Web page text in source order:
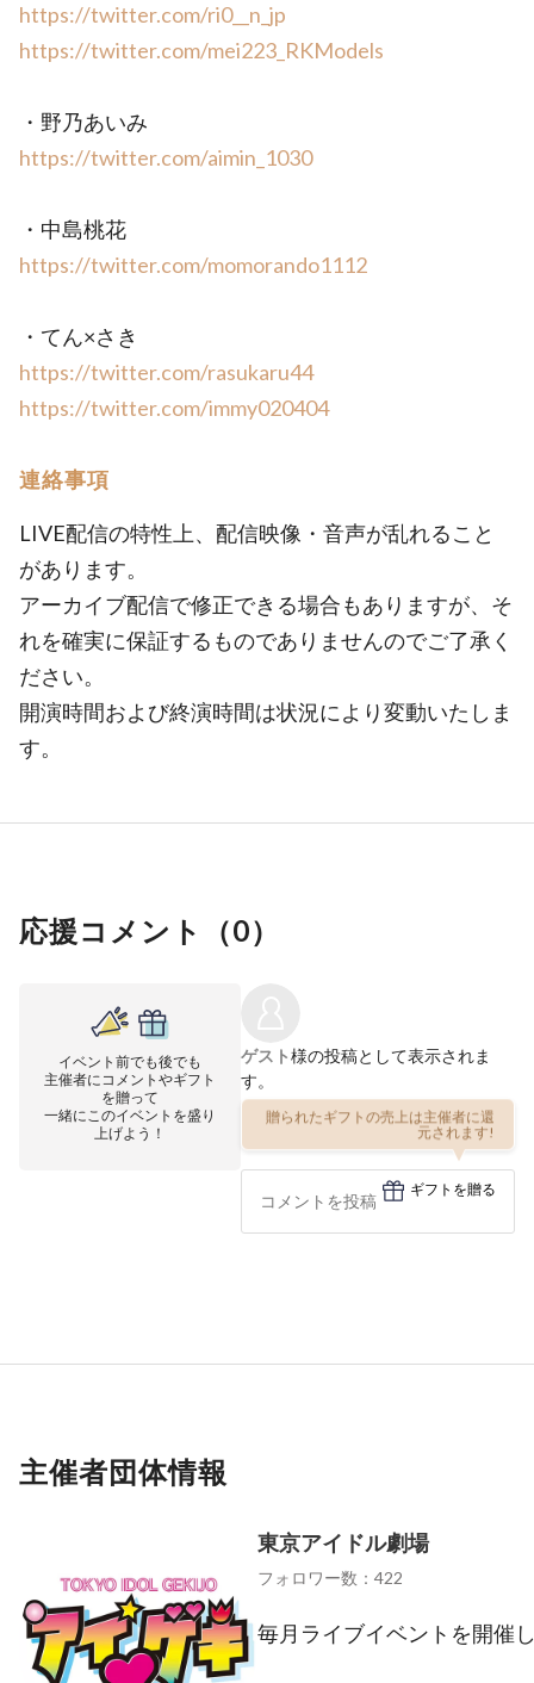
https://twitter.com/ri0__n_jp
https://twitter.com/mei223_RKModels
・野乃あいみ
https://twitter.com/aimin_1030
・中島桃花
https://twitter.com/momorando1112
・てん×さき
https://twitter.com/rasukaru44
https://twitter.com/immy020404
連絡事項
LIVE配信の特性上、配信映像・音声が乱れること
があります。
アーカイブ配信で修正できる場合もありますが、そ
れを確実に保証するものでありませんのでご了承く
ださい。
開演時間および終演時間は状況により変動いたしま
す。
応援コメント（0）
イベント前でも後でも
主催者にコメントやギフト
を贈って
一緒にこのイベントを盛り
上げよう！
ゲスト様の投稿として表示されま
す。
贈られたギフトの売上は主催者に還
元されます!
ギフトを贈る
主催者団体情報
東京アイドル劇場
フォロワー数：422
毎月ライブイベントを開催